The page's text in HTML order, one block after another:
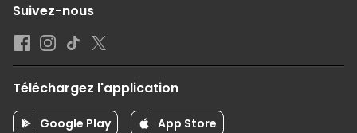
Suivez-nous
Téléchargez l'application
Google Play App Store